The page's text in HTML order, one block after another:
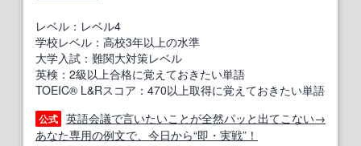
レベル：レベル4
学校レベル：高校3年以上の水準
大学入試：難関大対策レベル
英検：2級以上合格に覚えておきたい単語
TOEIC® L&Rスコア：470以上取得に覚えておきたい単語
公式 英語会議で言いたいことが全然パッと出てこない→
あなた専用の例文で、今日から“即・実戦”！